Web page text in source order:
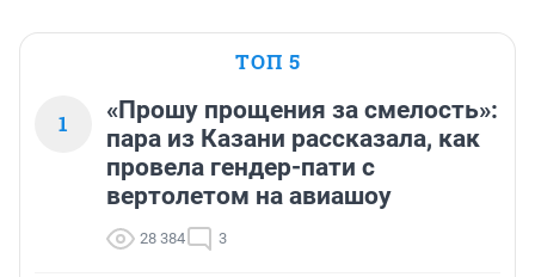
ТОП 5
1
«Прошу прощения за смелость»:
пара из Казани рассказала, как
провела гендер-пати с
вертолетом на авиашоу
28 384 3